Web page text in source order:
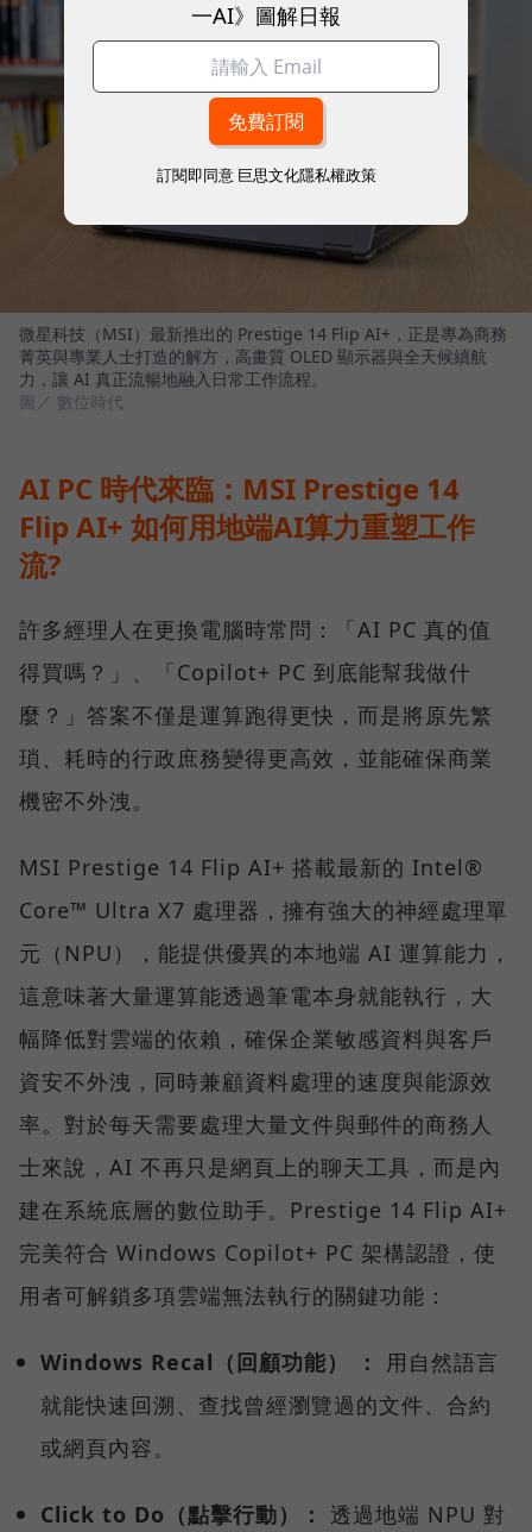
微星科技（MSI）最新推出的 Prestige 14 Flip AI+，正是專為商務
菁英與專業人士打造的解方，高畫質 OLED 顯示器與全天候續航
力，讓 AI 真正流暢地融入日常工作流程。
圖／ 數位時代
AI PC 時代來臨：MSI Prestige 14
Flip AI+ 如何用地端AI算力重塑工作
流?
許多經理人在更換電腦時常問：「AI PC 真的值
得買嗎？」、「Copilot+ PC 到底能幫我做什
麼？」答案不僅是運算跑得更快，而是將原先繁
瑣、耗時的行政庶務變得更高效，並能確保商業
機密不外洩。
MSI Prestige 14 Flip AI+ 搭載最新的 Intel®
Core™ Ultra X7 處理器，擁有強大的神經處理單
元（NPU），能提供優異的本地端 AI 運算能力，
這意味著大量運算能透過筆電本身就能執行，大
幅降低對雲端的依賴，確保企業敏感資料與客戶
資安不外洩，同時兼顧資料處理的速度與能源效
率。對於每天需要處理大量文件與郵件的商務人
士來說，AI 不再只是網頁上的聊天工具，而是內
建在系統底層的數位助手。Prestige 14 Flip AI+
完美符合 Windows Copilot+ PC 架構認證，使
用者可解鎖多項雲端無法執行的關鍵功能：
Windows Recal（回顧功能） ：
用自然語言
就能快速回溯、查找曾經瀏覽過的文件、合約
或網頁內容。
Click to Do（點擊行動）： 透過地端 NPU 對
一AI》圖解日報
訂閱即同意 巨思文化隱私權政策